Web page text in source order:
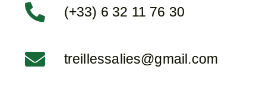
(+33) 6 32 11 76 30
treillessalies@gmail.com